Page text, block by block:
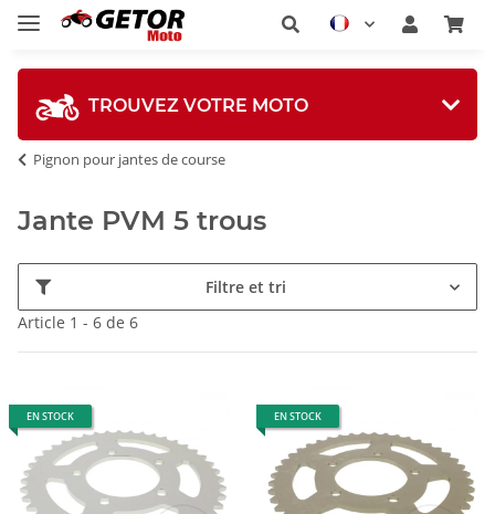
TROUVEZ VOTRE MOTO
Pignon pour jantes de course
Jante PVM 5 trous
Filtre et tri
Article 1 - 6 de 6
EN STOCK EN STOCK